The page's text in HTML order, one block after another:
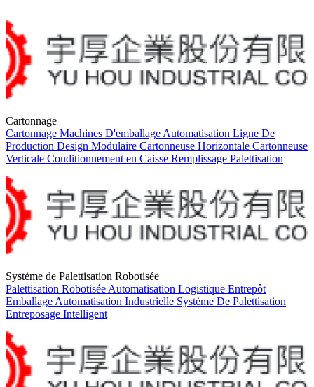
Cartonnage
Cartonnage Machines D'emballage Automatisation Ligne De
Production Design Modulaire Cartonneuse Horizontale Cartonneuse
Verticale Conditionnement en Caisse Remplissage Palettisation
Système de Palettisation Robotisée
Palettisation Robotisée Automatisation Logistique Entrepôt
Emballage Automatisation Industrielle Système De Palettisation
Entreposage Intelligent